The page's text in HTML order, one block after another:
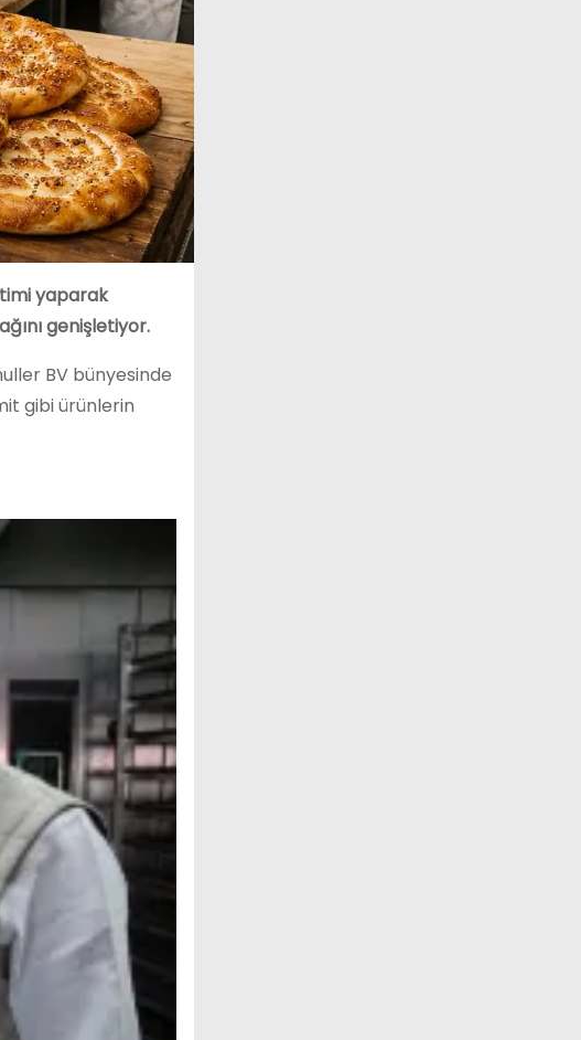
yaparak
genişletiyor.
BV bünyesinde
gibi ürünlerin